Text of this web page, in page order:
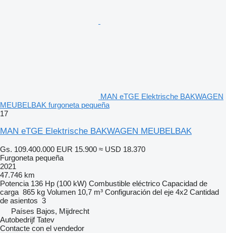
MAN eTGE Elektrische BAKWAGEN
MEUBELBAK furgoneta pequeña
17
MAN eTGE Elektrische BAKWAGEN MEUBELBAK
Gs. 109.400.000 EUR 15.900 ≈ USD 18.370
Furgoneta pequeña
2021
47.746 km
Potencia 136 Hp (100 kW) Combustible eléctrico Capacidad de
carga 865 kg Volumen 10,7 m³ Configuración del eje 4x2 Cantidad
de asientos 3
Países Bajos, Mijdrecht
Autobedrijf Tatev
Contacte con el vendedor